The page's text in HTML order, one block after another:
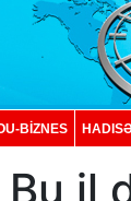
BİZNES
il